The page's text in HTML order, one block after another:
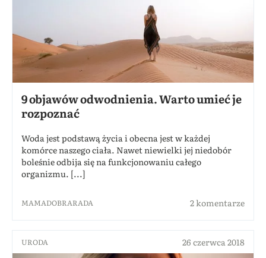
9 objawów odwodnienia. Warto umieć je
rozpoznać
Woda jest podstawą życia i obecna jest w każdej
komórce naszego ciała. Nawet niewielki jej niedobór
boleśnie odbija się na funkcjonowaniu całego
organizmu. [...]
MAMADOBRARADA 2 komentarze
URODA 26 czerwca 2018